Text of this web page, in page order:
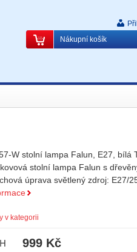
Nákupní košík
W stolní lampa Falun, E27, bílá
stolní lampa Falun s
úprava světlený zdroj: E27/
v kategorii
999 Kč